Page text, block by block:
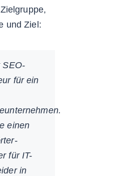
und Ziel:
SEO-
für ein
einen
für IT-
in